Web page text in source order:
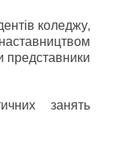
коледжу,
представники
занять